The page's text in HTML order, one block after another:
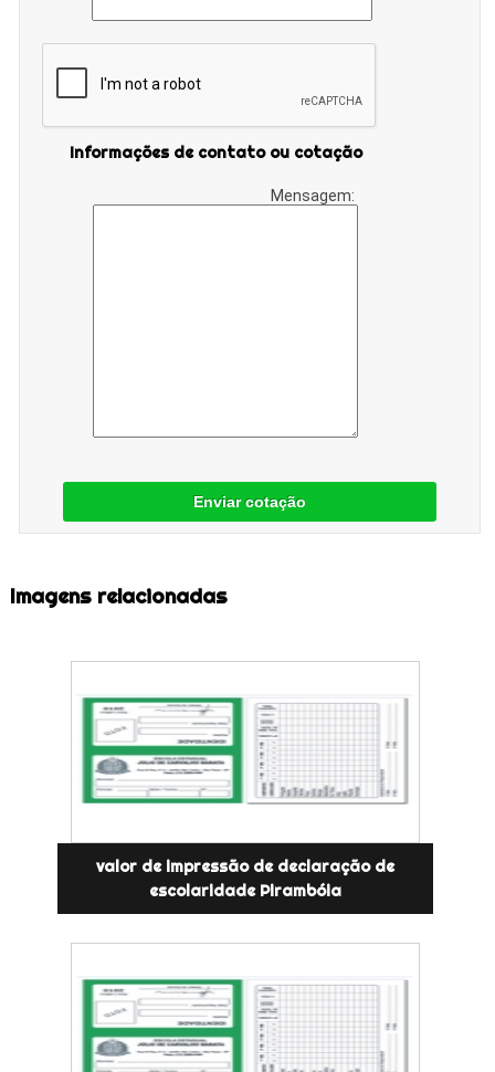
Informações de contato ou cotação
Mensagem:
Enviar cotação
Imagens relacionadas
valor de impressão de declaração de
escolaridade Pirambóia